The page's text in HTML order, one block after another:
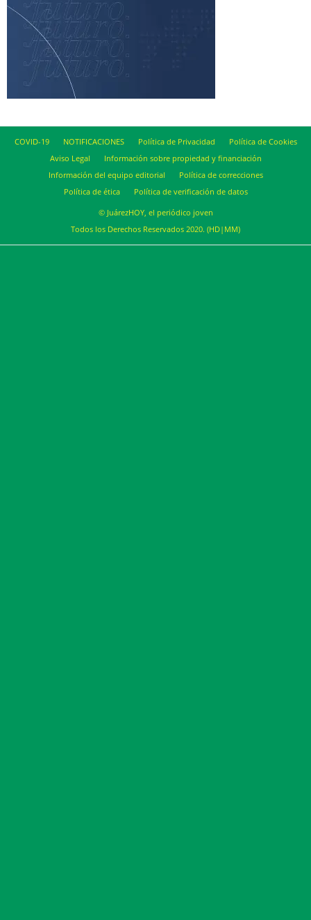
COVID-19 NOTIFICACIONES Política de Privacidad
Política de Cookies
Aviso Legal
Información sobre propiedad y financiación
Información del equipo editorial
Política de correcciones
Política de ética
Política de verificación de datos
© JuárezHOY, el periódico joven
Todos los Derechos Reservados 2020. (HD|MM)